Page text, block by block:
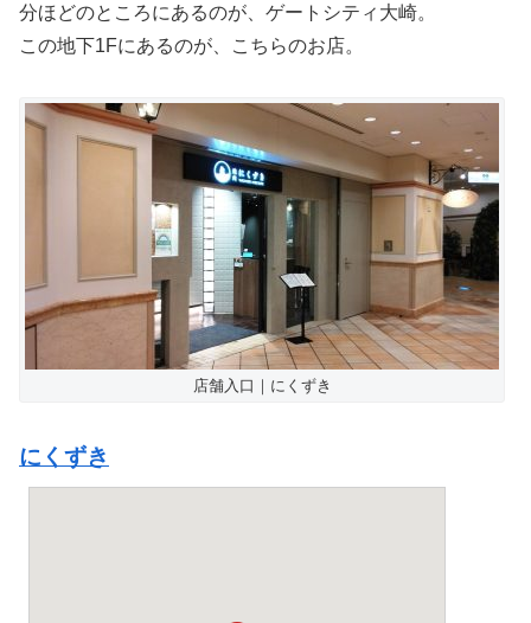
分ほどのところにあるのが、ゲートシティ大崎。
この地下1Fにあるのが、こちらのお店。
店舗入口｜にくずき
にくずき